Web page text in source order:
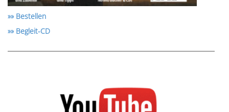
»» Bestellen
»» Begleit-CD